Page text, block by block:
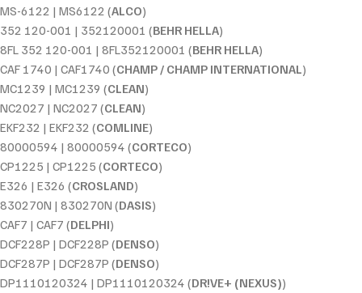
MS-6122 | MS6122 (ALCO)
352 120-001 | 352120001 (BEHR HELLA)
8FL 352 120-001 | 8FL352120001 (BEHR HELLA)
CAF 1740 | CAF1740 (CHAMP / CHAMP INTERNATIONAL)
MC1239 | MC1239 (CLEAN)
NC2027 | NC2027 (CLEAN)
EKF232 | EKF232 (COMLINE)
80000594 | 80000594 (CORTECO)
CP1225 | CP1225 (CORTECO)
E326 | E326 (CROSLAND)
830270N | 830270N (DASIS)
CAF7 | CAF7 (DELPHI)
DCF228P | DCF228P (DENSO)
DCF287P | DCF287P (DENSO)
DP1110120324 | DP1110120324 (DR!VE+ (NEXUS))